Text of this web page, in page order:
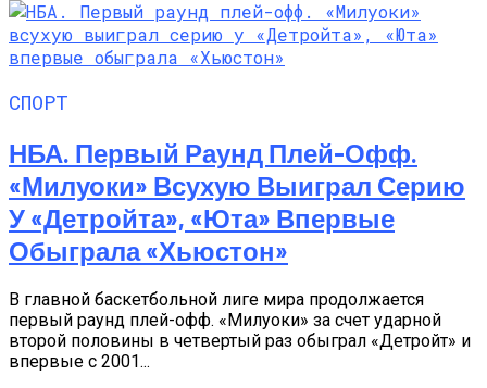
СПОРТ
НБА. Первый Раунд Плей-Офф.
«Милуоки» Всухую Выиграл Серию
У «Детройта», «Юта» Впервые
Обыграла «Хьюстон»
В главной баскетбольной лиге мира продолжается
первый раунд плей-офф. «Милуоки» за счет ударной
второй половины в четвертый раз обыграл «Детройт» и
впервые с 2001...